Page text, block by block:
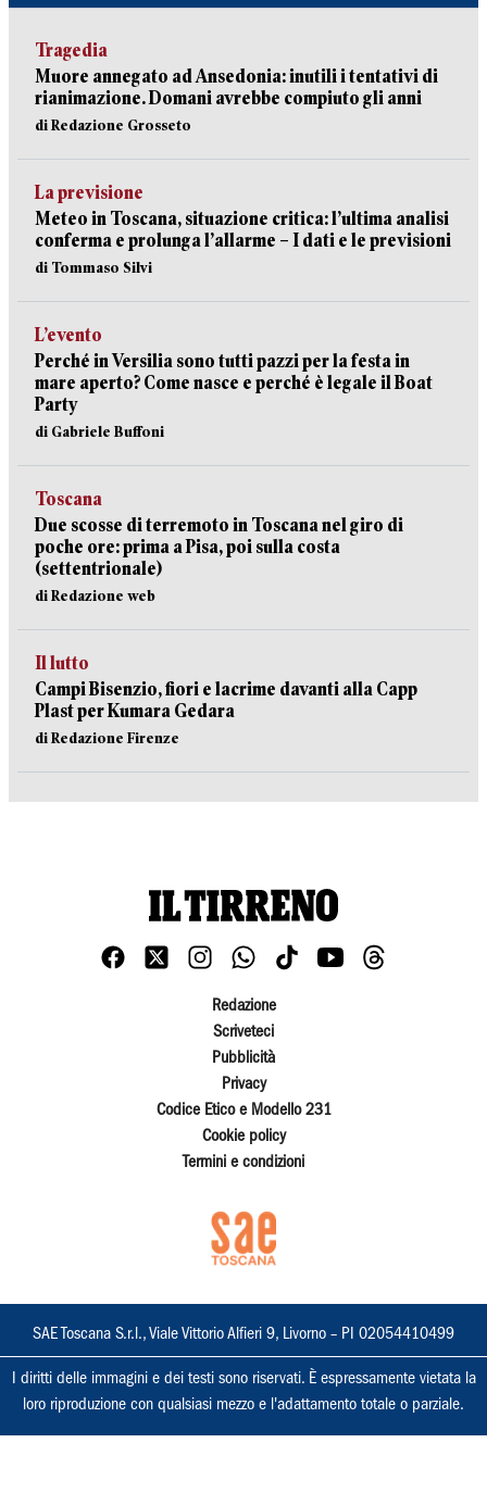
Tragedia
Muore annegato ad Ansedonia: inutili i tentativi di
rianimazione. Domani avrebbe compiuto gli anni
di Redazione Grosseto
La previsione
Meteo in Toscana, situazione critica: l’ultima analisi
conferma e prolunga l’allarme – I dati e le previsioni
di Tommaso Silvi
L’evento
Perché in Versilia sono tutti pazzi per la festa in
mare aperto? Come nasce e perché è legale il Boat
Party
di Gabriele Buffoni
Toscana
Due scosse di terremoto in Toscana nel giro di
poche ore: prima a Pisa, poi sulla costa
(settentrionale)
di Redazione web
Il lutto
Campi Bisenzio, fiori e lacrime davanti alla Capp
Plast per Kumara Gedara
di Redazione Firenze
Redazione
Scriveteci
Pubblicità
Privacy
Codice Etico e Modello 231
Cookie policy
Termini e condizioni
SAE Toscana S.r.l., Viale Vittorio Alfieri 9, Livorno – PI 02054410499
I diritti delle immagini e dei testi sono riservati. È espressamente vietata la
loro riproduzione con qualsiasi mezzo e l'adattamento totale o parziale.